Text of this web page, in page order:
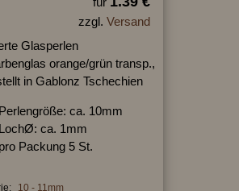
zzgl. Versand
Glasperlen
orange/grün transp.,
in Gablonz Tschechien
Perlengröße: ca. 10mm
LochØ: ca. 1mm
pro Packung 5 St.
10 - 11mm